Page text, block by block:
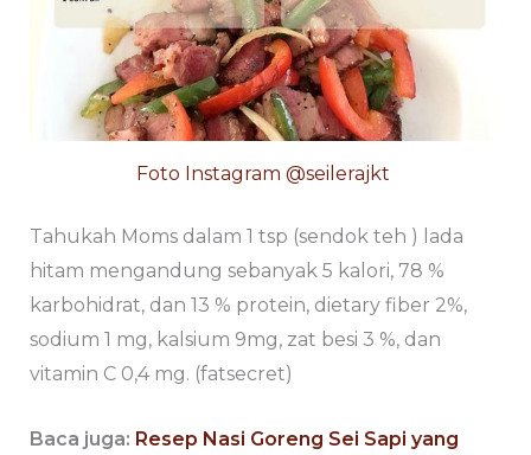
Foto Instagram @seilerajkt
Tahukah Moms dalam 1 tsp (sendok teh ) lada
hitam mengandung sebanyak 5 kalori, 78 %
karbohidrat, dan 13 % protein, dietary fiber 2%,
sodium 1 mg, kalsium 9mg, zat besi 3 %, dan
vitamin C 0,4 mg. (fatsecret)
Baca juga: Resep Nasi Goreng Sei Sapi yang